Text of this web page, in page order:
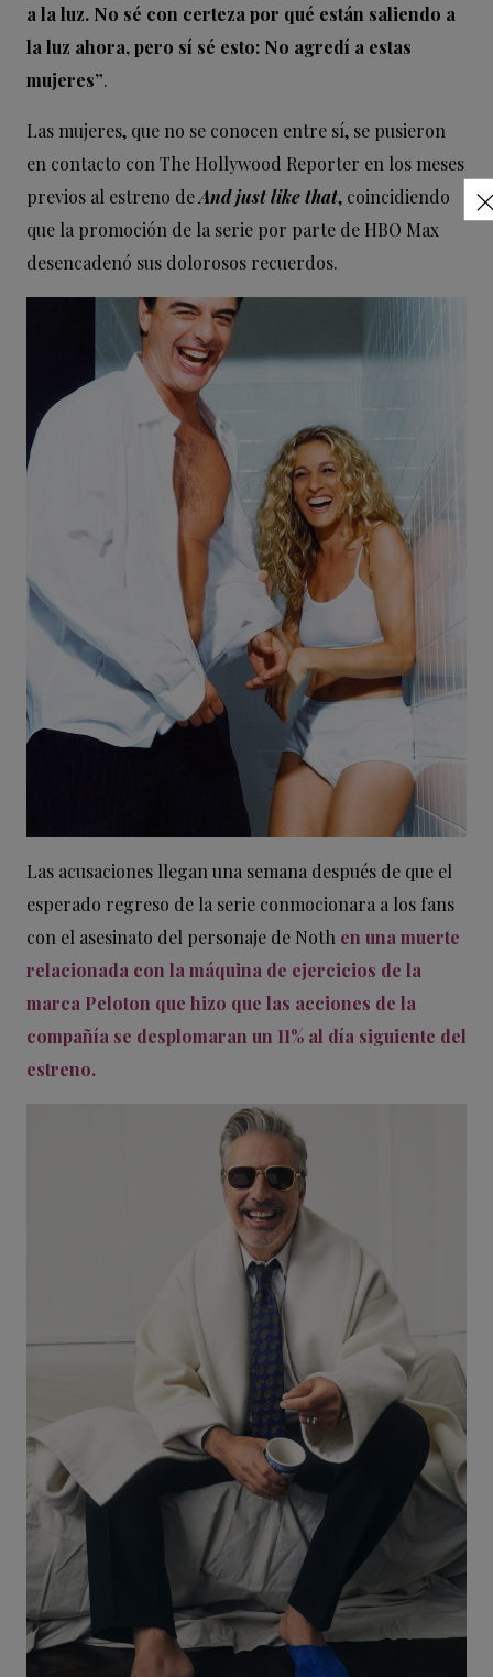
a la luz. No sé con certeza por qué están saliendo a
la luz ahora, pero sí sé esto: No agredí a estas
mujeres”.
Las mujeres, que no se conocen entre sí, se pusieron
en contacto con The Hollywood Reporter en los meses
previos al estreno deAnd just like that, coincidiendo
que la promoción de la serie por parte de HBO Max
desencadenó sus dolorosos recuerdos.
Las acusaciones llegan una semana después de que el
esperado regreso de la serie conmocionara a los fans
con el asesinato del personaje de Noth en una muerte
relacionada con la máquina de ejercicios de la
marca Peloton que hizo que las acciones de la
compañía se desplomaran un 11% al día siguiente del
estreno.